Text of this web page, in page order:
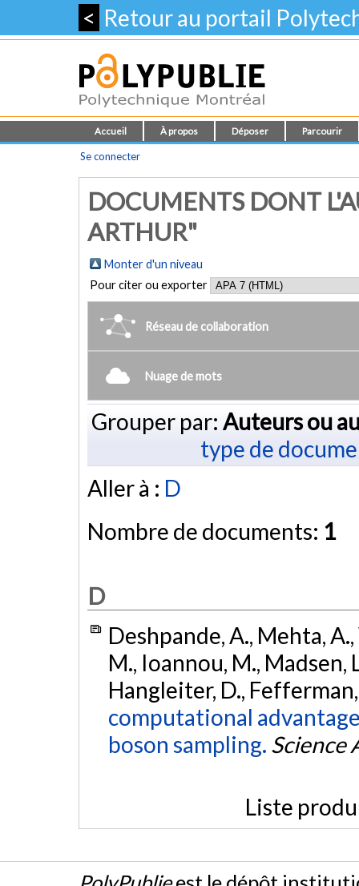
< Retour au portail
Accueil À propos Déposer Parcourir
Se connecter
DOCUMENTS DONT
ARTHUR"
Monter d'un niveau
Pour citer ou exporter
Réseau de collaboration
Nuage de mots
Grouper par: Auteurs ou
type de
Aller à : D
Nombre de documents: 1
D
Deshpande, A., Mehta,
M., Ioannou, M., Madsen,
Hangleiter, D.,
computational
boson sampling. Science
Liste